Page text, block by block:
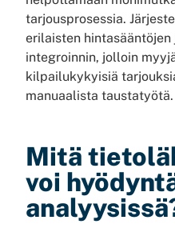
tarjousprosessia.
erilaisten
integroinnin, jolloin
kilpailukykyisiä
manuaalista taustatyötä.
Mitä
voi